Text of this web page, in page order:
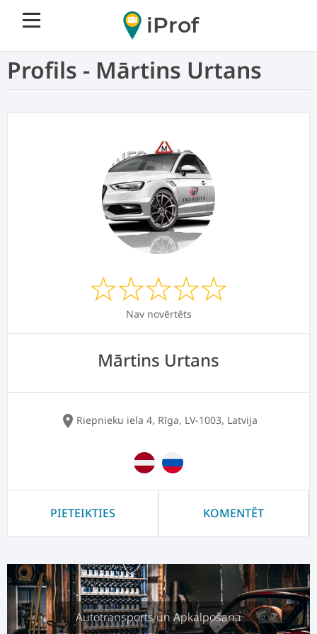
iProf
Profils - Mārtins Urtans
Nav novērtēts
Mārtins Urtans
location_on Riepnieku iela 4, Rīga, LV-1003, Latvija
PIETEIKTIES KOMENTĒT
Autotransports un Apkalpošana